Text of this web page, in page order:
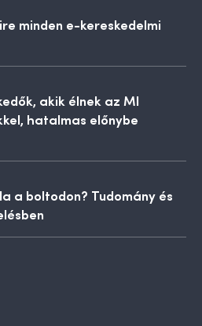
minden e-kereskedelmi
akik élnek az MI
hatalmas előnybe
a boltodon? Tudomány és